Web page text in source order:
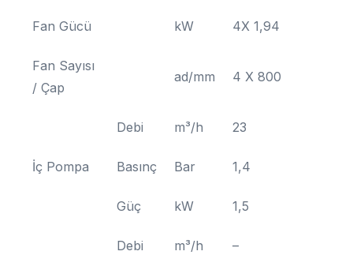
Fan Gücü kW 4X 1,94
Fan Sayısı
/ Çap
ad/mm 4 X 800
İç Pompa
Debi m³/h 23
Basınç Bar 1,4
Güç kW 1,5
Debi m³/h –